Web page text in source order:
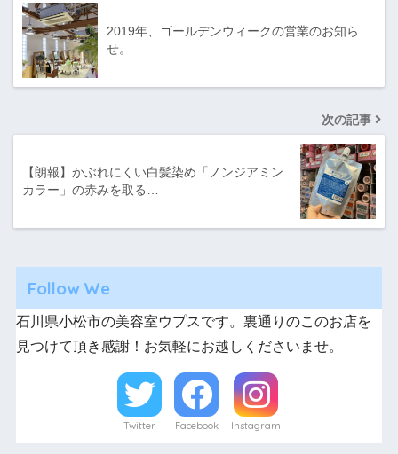
2019年、ゴールデンウィークの営業のお知ら
せ。
次の記事
【朗報】かぶれにくい白髪染め「ノンジアミン
カラー」の赤みを取る…
Follow We
石川県小松市の美容室ウプスです。裏通りのこのお店を
見つけて頂き感謝！お気軽にお越しくださいませ。
Twitter Facebook Instagram